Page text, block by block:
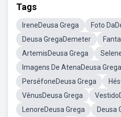
Tags
IreneDeusa Grega
Foto
Deusa GregaDemeter
ArtemisDeusa Grega
Imagens De AtenaDeusa Grega
PerséfoneDeusa Grega
VênusDeusa Grega
LenoreDeusa Grega
Deusa